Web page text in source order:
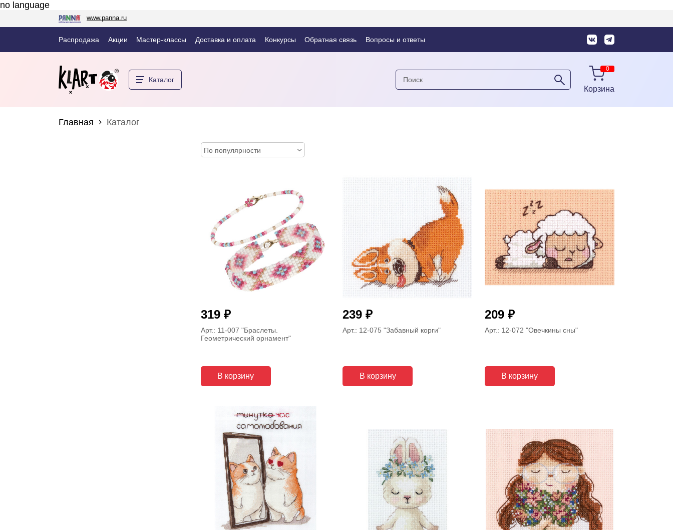
no language
www.panna.ru
Распродажа Акции Мастер-классы Доставка и оплата Конкурсы Обратная связь Вопросы и ответы
Каталог
Корзина
Главная Каталог
По популярности
319 ₽
Арт.: 11-007 "Браслеты.
Геометрический орнамент"
В корзину
239₽
Арт.: 12-075"Забавный корги"
В корзину
209 ₽
Арт.: 12-072 "Овечкины сны"
В корзину